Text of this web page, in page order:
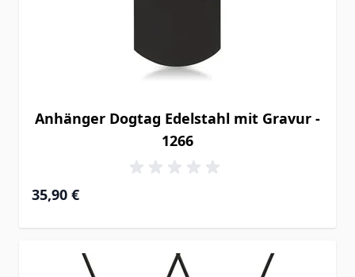
Anhänger Dogtag Edelstahl mit Gravur -
1266
35,90 €